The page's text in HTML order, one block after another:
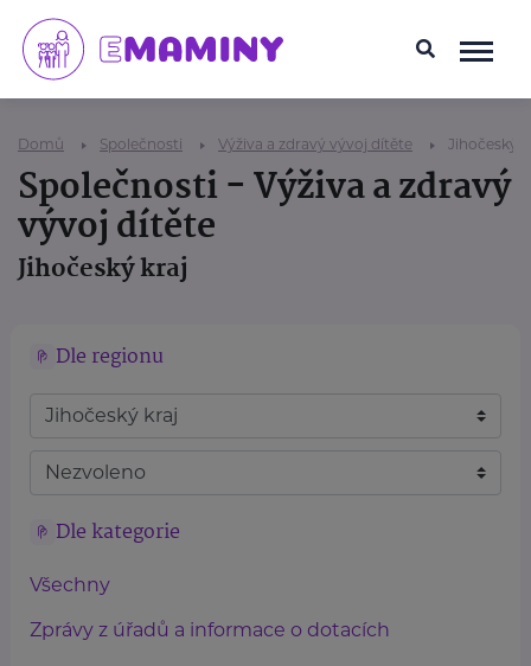
Domů Společnosti Výživa a zdravý vývoj dítěte Jihočeský
Společnosti - Výživa a zdravý
vývoj dítěte
Jihočeský kraj
Dle regionu
Dle kategorie
Všechny
Zprávy z úřadů a informace o dotacích